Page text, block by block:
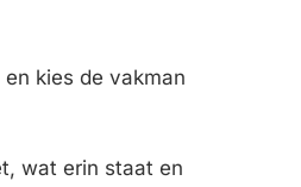
kies de vakman
wat erin staat en